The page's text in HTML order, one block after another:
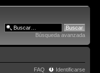
Búsqueda avanzada
FAQ Identificarse